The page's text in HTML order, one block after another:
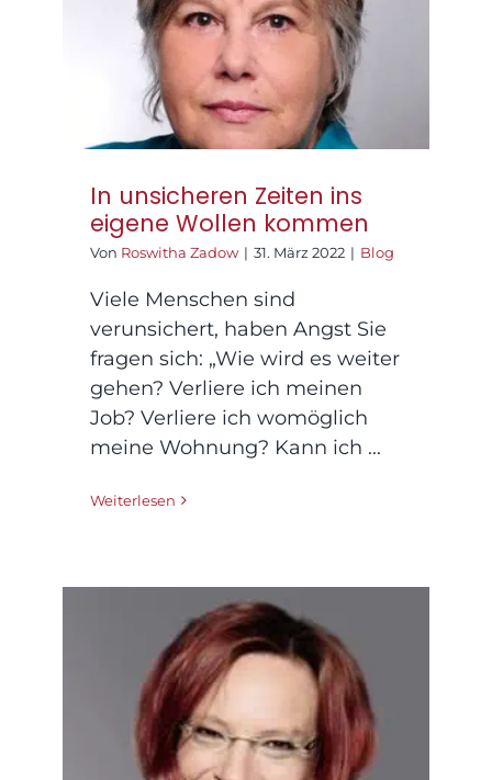
ins eigene Wollen
kommen
In unsicheren Zeiten ins
eigene Wollen kommen
Von Roswitha Zadow | 31. März 2022 | Blog
Viele Menschen sind
verunsichert, haben Angst Sie
fragen sich: „Wie wird es weiter
gehen? Verliere ich meinen
Job? Verliere ich womöglich
meine Wohnung? Kann ich ...
Weiterlesen
Der Weg von der